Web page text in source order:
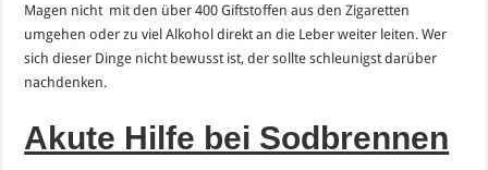
Magen nicht mit den über 400 Giftstoffen aus den Zigaretten
umgehen oder zu viel Alkohol direkt an die Leber weiter leiten. Wer
sich dieser Dinge nicht bewusst ist, der sollte schleunigst darüber
nachdenken.
Akute Hilfe bei Sodbrennen